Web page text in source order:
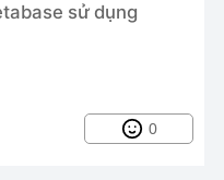
sử dụng
0